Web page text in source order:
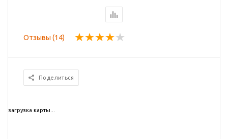
Отзывы (14)
Поделиться
загрузка карты...